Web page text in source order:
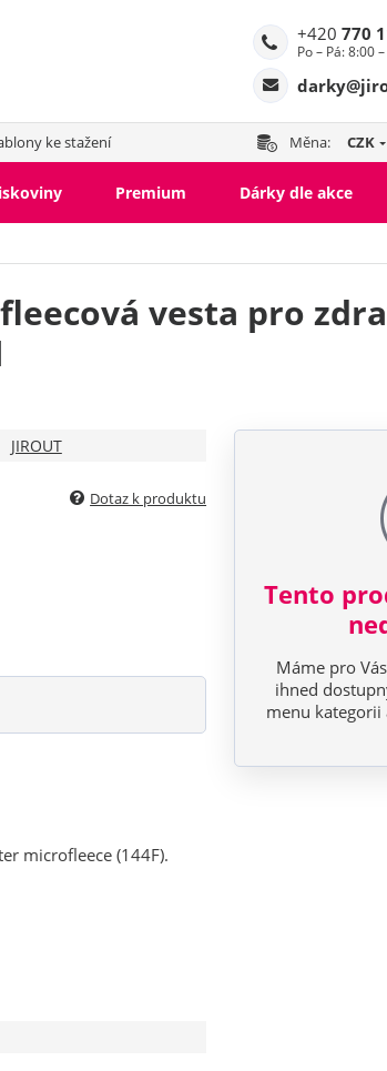
+420 770
Po – Pá: 8:00
ke stažení Měna: CZK
Premium Dárky dle akce
vesta pro
Tento
Máme pro
ihned
menu kategorii
JIROUT
Dotaz k produktu
microfleece (144F).